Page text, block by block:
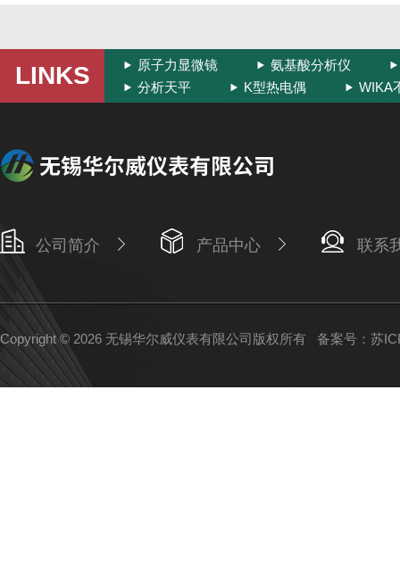
LINKS 原子力显微镜
氨基酸分析仪
分析天平
K型热电偶 WIKA
公司简介 产品中心 联系
Copyright © 2026 无锡华尔威仪表有限公司版权所有 备案号：苏